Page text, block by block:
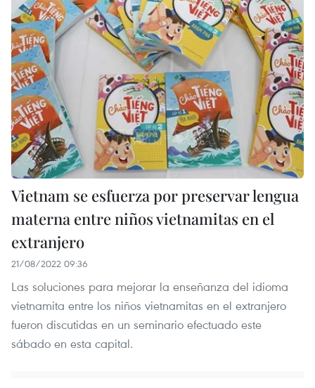
Vietnam se esfuerza por preservar lengua
materna entre niños vietnamitas en el
extranjero
21/08/2022 09:36
Las soluciones para mejorar la enseñanza del idioma
vietnamita entre los niños vietnamitas en el extranjero
fueron discutidas en un seminario efectuado este
sábado en esta capital.